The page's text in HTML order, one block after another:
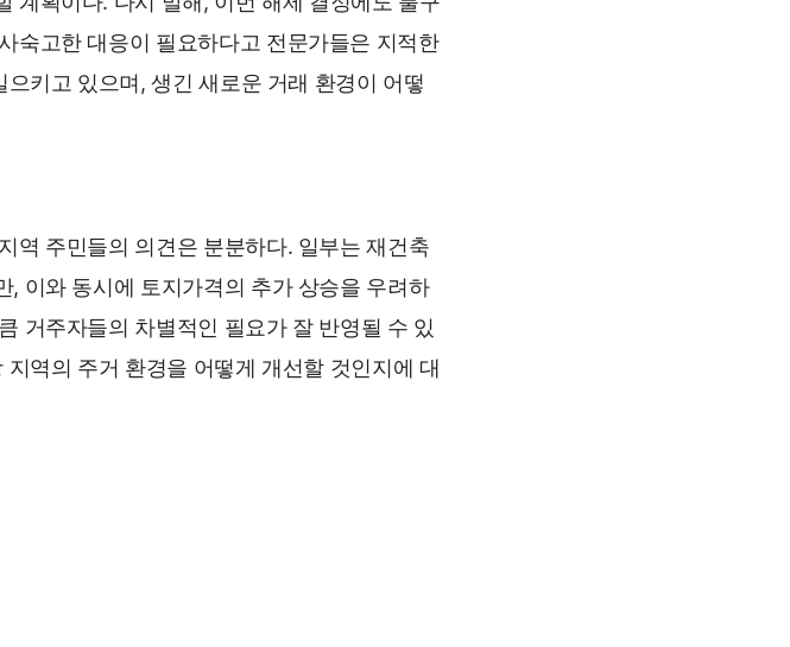
숙고한 대응이 필요하다고 전문가들은 지적한
키고 있으며, 생긴 새로운 거래 환경이 어떻
역 주민들의 의견은 분분하다. 일부는 재건축
이와 동시에 토지가격의 추가 상승을 우려하
거주자들의 차별적인 필요가 잘 반영될 수 있
역의 주거 환경을 어떻게 개선할 것인지에 대